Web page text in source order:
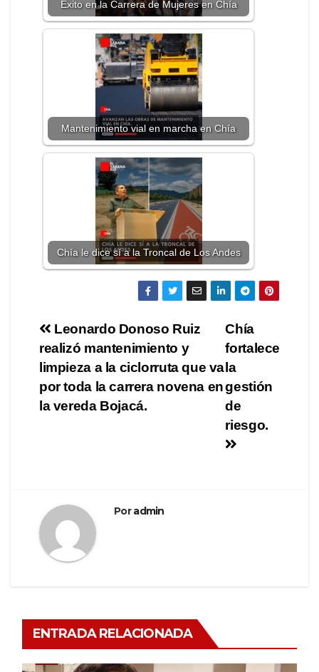
Éxito en la Carrera de Mujeres en Chía
Mantenimiento vial en marcha en Chía
Chía le dice sí a la Troncal de Los Andes
Chía
fortalece
la
gestión
de
riesgo.
Leonardo Donoso Ruiz
realizó mantenimiento y
limpieza a la ciclorruta que va
por toda la carrera novena en
la vereda Bojacá.
Poradmin
ENTRADA RELACIONADA